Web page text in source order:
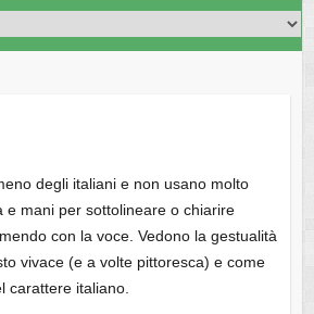
degli italiani e non usano molto
e mani per sottolineare o chiarire
con la voce. Vedono la gestualità
vivace (e a volte pittoresca) e come
carattere italiano.